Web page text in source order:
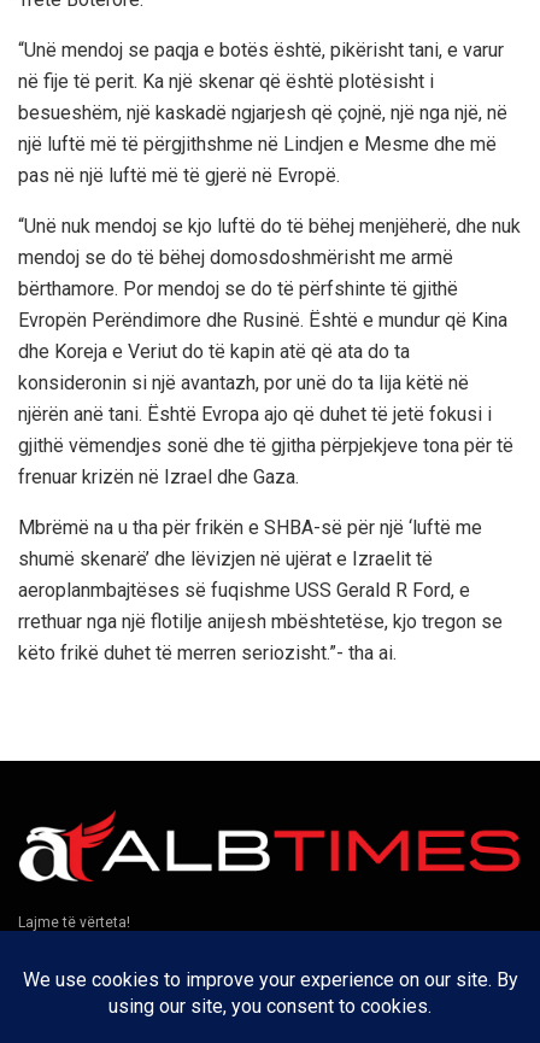
“Unë mendoj se paqja e botës është, pikërisht tani, e varur
në fije të perit. Ka një skenar që është plotësisht i
besueshëm, një kaskadë ngjarjesh që çojnë, një nga një, në
një luftë më të përgjithshme në Lindjen e Mesme dhe më
pas në një luftë më të gjerë në Evropë.
“Unë nuk mendoj se kjo luftë do të bëhej menjëherë, dhe nuk
mendoj se do të bëhej domosdoshmërisht me armë
bërthamore. Por mendoj se do të përfshinte të gjithë
Evropën Perëndimore dhe Rusinë. Është e mundur që Kina
dhe Koreja e Veriut do të kapin atë që ata do ta
konsideronin si një avantazh, por unë do ta lija këtë në
njërën anë tani. Është Evropa ajo që duhet të jetë fokusi i
gjithë vëmendjes sonë dhe të gjitha përpjekjeve tona për të
frenuar krizën në Izrael dhe Gaza.
Mbrëmë na u tha për frikën e SHBA-së për një ‘luftë me
shumë skenarë’ dhe lëvizjen në ujërat e Izraelit të
aeroplanmbajtëses së fuqishme USS Gerald R Ford, e
rrethuar nga një flotilje anijesh mbështetëse, kjo tregon se
këto frikë duhet të merren seriozisht.”- tha ai.
Lajme të vërteta!
Të tjera
Kontakt Puno me ne Privatësia